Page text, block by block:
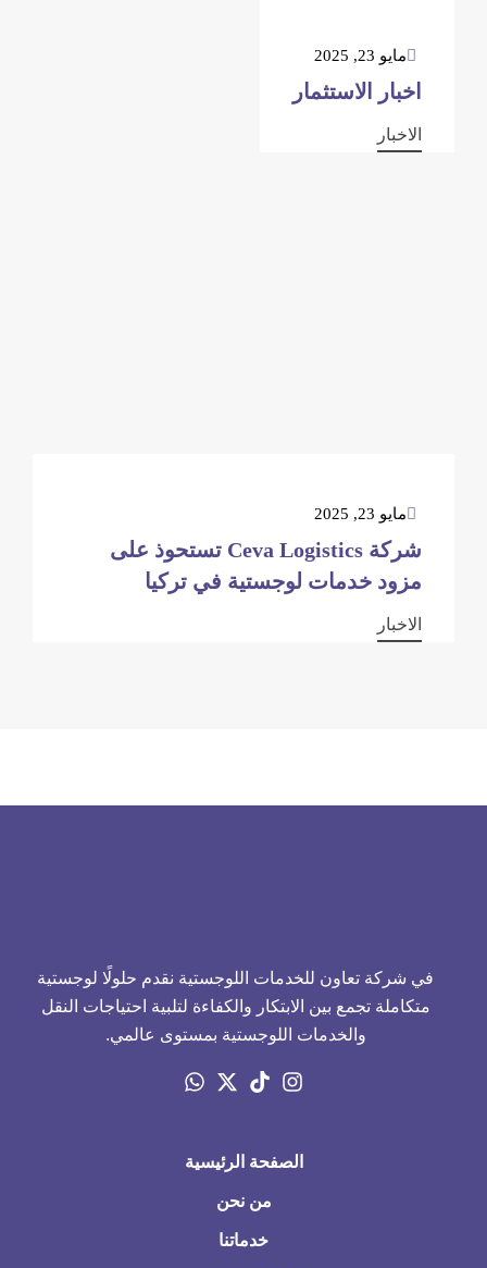
مايو 23, 2025
اخبار الاستثمار
الاخبار
مايو 23, 2025
شركة Ceva Logistics تستحوذ على
مزود خدمات لوجستية في تركيا
الاخبار
في شركة تعاون للخدمات اللوجستية نقدم حلولًا لوجستية
متكاملة تجمع بين الابتكار والكفاءة لتلبية احتياجات النقل
والخدمات اللوجستية بمستوى عالمي.
الصفحة الرئيسية
من نحن
خدماتنا